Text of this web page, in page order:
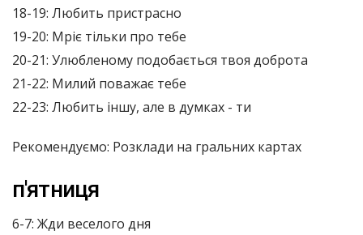
18-19: Любить пристрасно
19-20: Мріє тільки про тебе
20-21: Улюбленому подобається твоя доброта
21-22: Милий поважає тебе
22-23: Любить іншу, але в думках - ти
Рекомендуємо: Розклади на гральних картах
п'ятниця
6-7: Жди веселого дня